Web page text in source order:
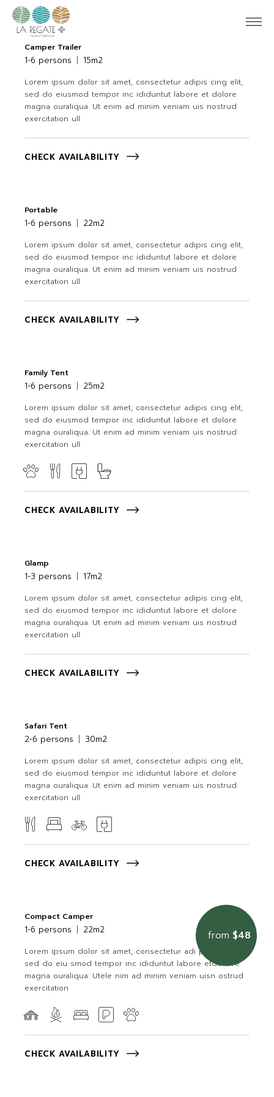
Camper Trailer
1-6 persons 15m2
Lorem ipsum dolor sit amet, consectetur adipis cing elit,
sed do eiusmod tempor inc ididuntut labore et dolore
magna ouraliqua. Ut enim ad minim veniam uis nostrud
exercitation ull
CHECK AVAILABILITY
Portable
1-6 persons 22m2
Lorem ipsum dolor sit amet, consectetur adipis cing elit,
sed do eiusmod tempor inc ididuntut labore et dolore
magna ouraliqua. Ut enim ad minim veniam uis nostrud
exercitation ull
CHECK AVAILABILITY
Family Tent
1-6 persons 25m2
Lorem ipsum dolor sit amet, consectetur adipis cing elit,
sed do eiusmod tempor inc ididuntut labore et dolore
magna ouraliqua. Ut enim ad minim veniam uis nostrud
exercitation ull
CHECK AVAILABILITY
Glamp
1-3 persons 17m2
Lorem ipsum dolor sit amet, consectetur adipis cing elit,
sed do eiusmod tempor inc ididuntut labore et dolore
magna ouraliqua. Ut enim ad minim veniam uis nostrud
exercitation ull
CHECK AVAILABILITY
Safari Tent
2-6 persons 30m2
Lorem ipsum dolor sit amet, consectetur adipis cing elit,
sed do eiusmod tempor inc ididuntut labore et dolore
magna ouraliqua. Ut enim ad minim veniam uis nostrud
exercitation ull
CHECK AVAILABILITY
from $48
Compact Camper
1-6 persons 22m2
Lorem ipsum dolor sit amet, consectetur adi piscingel it,
sed do eiu smod tempor inc ididuntut labore etdol ore
magna ouraliqua. Utele nim ad minim veniam uisn ostrud
exercitation
CHECK AVAILABILITY